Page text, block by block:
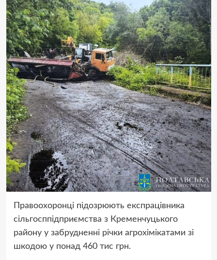
Правоохоронці підозрюють експрацівника
сільгосппідприємства з Кременчуцького
району у забрудненні річки агрохімікатами зі
шкодою у понад 460 тис грн.